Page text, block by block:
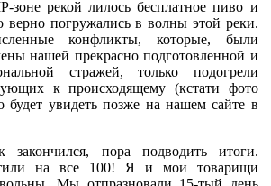
зоне рекой лилось бесплатное пиво и
верно погружались в волны этой реки.
конфликты, которые, были
нашей прекрасно подготовленной и
стражей, только подогрели
к происходящему (кстати фото
будет увидеть позже на нашем сайте в
закончился, пора подводить итоги.
на все 100! Я и мои товарищи